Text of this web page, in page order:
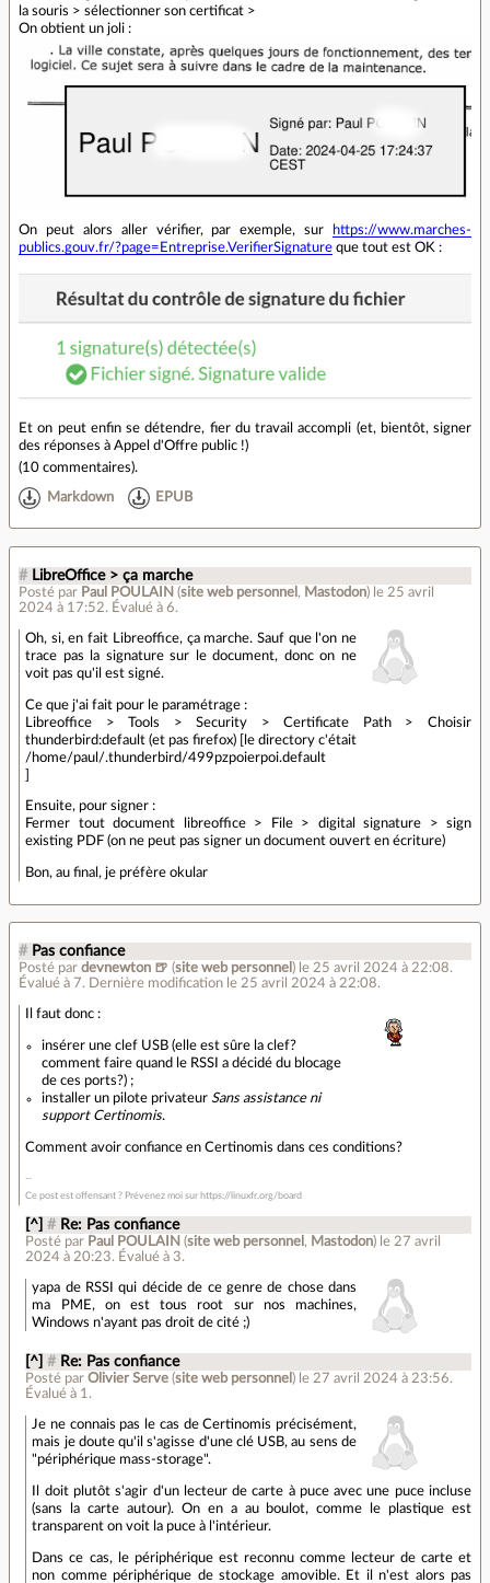
la souris > sélectionner son certificat >
On obtient un joli :
On peut alors aller vérifier, par exemple, sur
https://www.marches-
publics.gouv.fr/?page=Entreprise.VerifierSignature que tout est OK :
Et on peut enfin se détendre, fier du travail accompli (et, bientôt, signer
des réponses à Appel d'Offre public !)
(10 commentaires).
Markdown EPUB
# LibreOffice > ça marche
Posté par Paul POULAIN (site web personnel , Mastodon) le 25 avril
2024 à 17:52. Évalué à 6.
Oh, si, en fait Libreoffice, ça marche. Sauf que l'on ne
trace pas la signature sur le document, donc on ne
voit pas qu'il est signé.
Ce que j'ai fait pour le paramétrage :
Libreoffice > Tools > Security > Certificate Path > Choisir
thunderbird:default (et pas firefox) [le directory c'était
/home/paul/.thunderbird/499pzpoierpoi.default
Ensuite, pour signer :
Fermer tout document libreoffice > File > digital signature > sign
existing PDF (on ne peut pas signer un document ouvert en écriture)
Bon, au final, je préfère okular
# Pas confiance
Posté par devnewton 🍺 (site web personnel ) le 25 avril 2024 à 22:08.
Évalué à 7. Dernière modification le 25 avril 2024 à 22:08.
Il faut donc :
insérer une clef USB (elle est sûre la clef?
comment faire quand le RSSI a décidé du blocage
de ces ports?) ;
installer un pilote privateur Sans assistance ni
support Certinomis.
Comment avoir confiance en Certinomis dans ces conditions?
Ce post est offensant ? Prévenez moi sur https://linuxfr.org/board
[^] # Re: Pas confiance
Posté par Paul POULAIN (site web personnel , Mastodon) le 27 avril
2024 à 20:23. Évalué à 3.
yapa de RSSI qui décide de ce genre de chose dans
ma PME, on est tous root sur nos machines,
Windows n'ayant pas droit de cité ;)
[^] # Re: Pas confiance
Posté parOlivier Serve (site web personnel ) le 27 avril 2024 à 23:56.
Évalué à 1 .
Je ne connais pas le cas de Certinomis précisément,
mais je doute qu'il s'agisse d'une clé USB, au sens de
"périphérique mass-storage".
Il doit plutôt s'agir d'un lecteur de carte à puce avec une puce incluse
(sans la carte autour). On en a au boulot, comme le plastique est
transparent on voit la puce à l'intérieur.
Dans ce cas, le périphérique est reconnu comme lecteur de carte et
non comme périphérique de stockage amovible. Et il n'est alors pas